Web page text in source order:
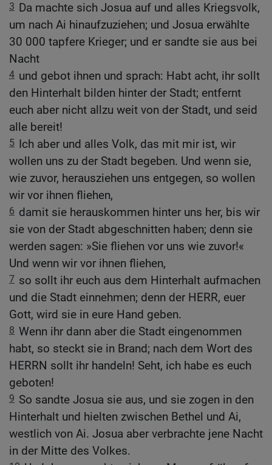
3 Da machte sich Josua auf und alles Kriegsvolk,
um nach Ai hinaufzuziehen; und Josua erwählte
30 000 tapfere Krieger; und er sandte sie aus bei
Nacht
4 und gebot ihnen und sprach: Habt acht, ihr sollt
den Hinterhalt bilden hinter der Stadt; entfernt
euch aber nicht allzu weit von der Stadt, und seid
alle bereit!
5 Ich aber und alles Volk, das mit mir ist, wir
wollen uns zu der Stadt begeben. Und wenn sie,
wie zuvor, herausziehen uns entgegen, so wollen
wir vor ihnen fliehen,
6 damit sie herauskommen hinter uns her, bis wir
sie von der Stadt abgeschnitten haben; denn sie
werden sagen: »Sie fliehen vor uns wie zuvor!«
Und wenn wir vor ihnen fliehen,
7 so sollt ihr euch aus dem Hinterhalt aufmachen
und die Stadt einnehmen; denn der HERR, euer
Gott, wird sie in eure Hand geben.
8 Wenn ihr dann aber die Stadt eingenommen
habt, so steckt sie in Brand; nach dem Wort des
HERRN sollt ihr handeln! Seht, ich habe es euch
geboten!
9 So sandte Josua sie aus, und sie zogen in den
Hinterhalt und hielten zwischen Bethel und Ai,
westlich von Ai. Josua aber verbrachte jene Nacht
in der Mitte des Volkes.